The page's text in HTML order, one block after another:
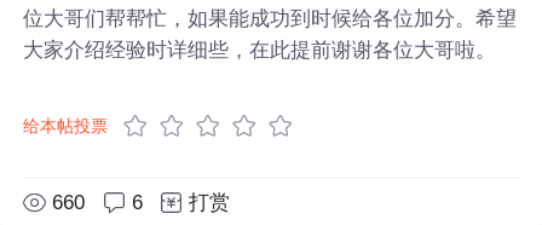
位大哥们帮帮忙，如果能成功到时候给各位加分。希望
大家介绍经验时详细些，在此提前谢谢各位大哥啦。
给本帖投票
660 6 打赏